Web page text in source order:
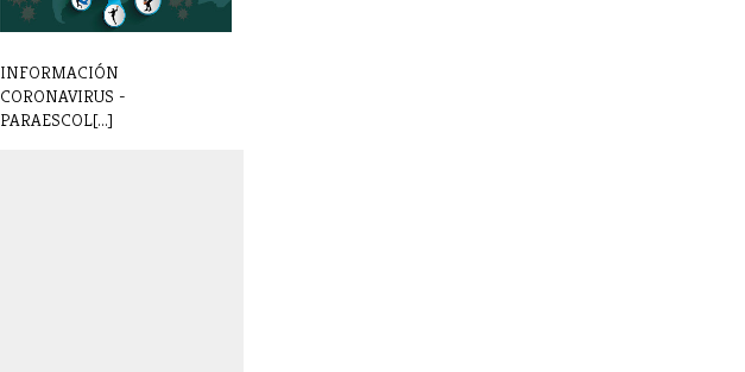
INFORMACIÓN
CORONAVIRUS -
PARAESCOL[...]